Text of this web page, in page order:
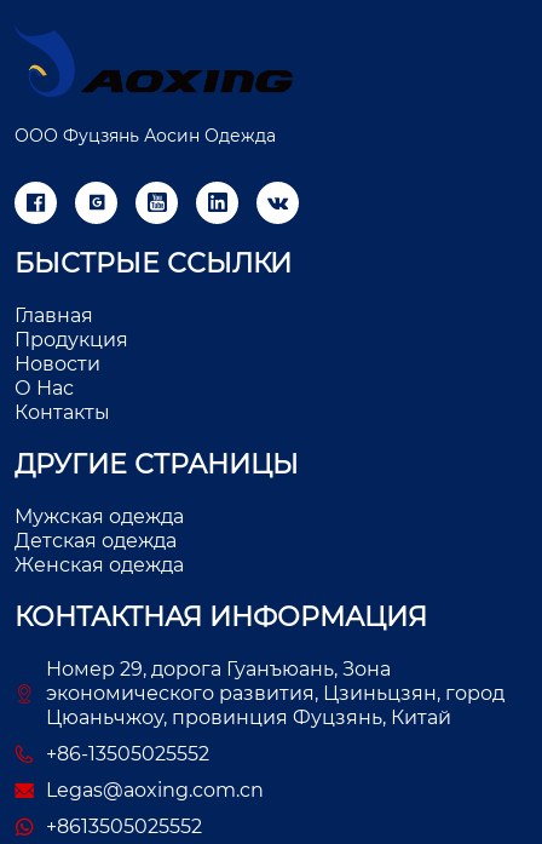
ООО Фуцзянь Аосин Одежда
    
БЫСТРЫЕ ССЫЛКИ
Главная
Продукция
Новости
О Нас
Контакты
ДРУГИЕ СТРАНИЦЫ
Мужская одежда
Детская одежда
Женская одежда
КОНТАКТНАЯ ИНФОРМАЦИЯ
Номер 29, дорога Гуанъюань, Зона
экономического развития, Цзиньцзян, город
Цюаньчжоу, провинция Фуцзянь, Китай
+86-13505025552
Legas@aoxing.com.cn
+8613505025552